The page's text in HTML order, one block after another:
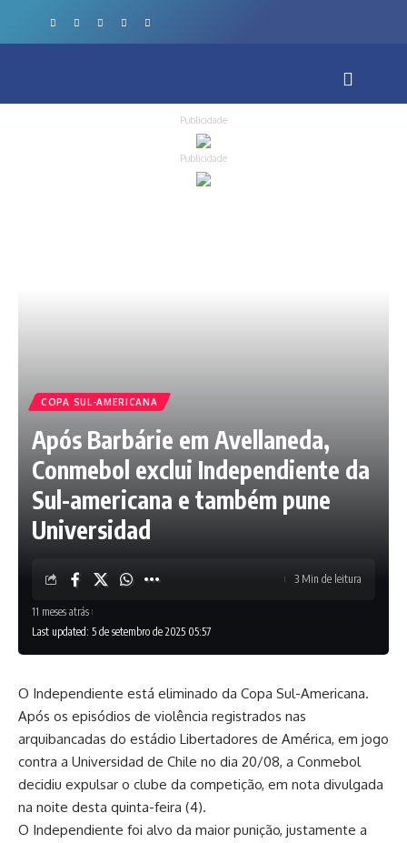
Publicidade
Publicidade
COPA SUL-AMERICANA
Após Barbárie em Avellaneda,
Conmebol exclui Independiente da
Sul-americana e também pune
Universidad
Last updated: 5 de setembro de 2025 05:57
11 meses atrás
3 Min de leitura
O Independiente está eliminado da Copa Sul-Americana.
Após os episódios de violência registrados nas
arquibancadas do estádio Libertadores de América, em jogo
contra a Universidad de Chile no dia 20/08, a Conmebol
decidiu expulsar o clube da competição, em nota divulgada
na noite desta quinta-feira (4).
O Independiente foi alvo da maior punição, justamente a